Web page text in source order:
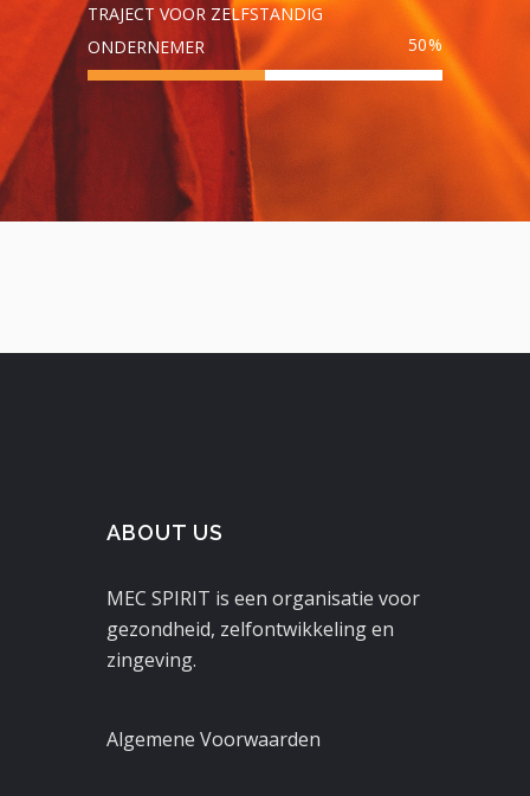
TRAJECT VOOR ZELFSTANDIG
ONDERNEMER
50
ABOUT US
MEC SPIRIT is een organisatie voor
gezondheid, zelfontwikkeling en
zingeving.
Algemene Voorwaarden